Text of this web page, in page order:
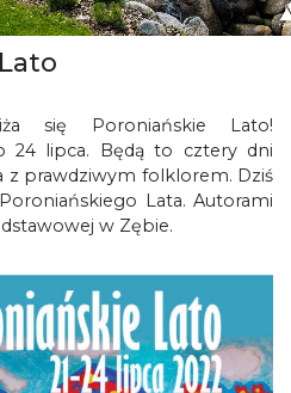
się Poroniańskie Lato!
24 lipca. Będą to cztery dni
z prawdziwym folklorem. Dziś
Lata. Autorami
w Zębie.